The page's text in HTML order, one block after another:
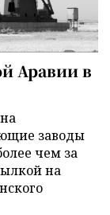
Аравии в
заводы
чем за
на